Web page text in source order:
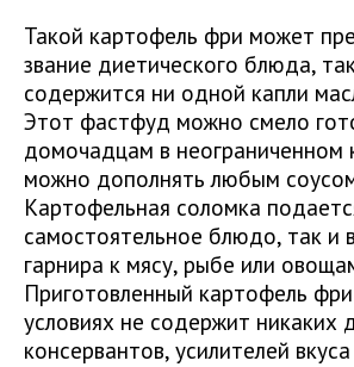
Такой картофель фри может
звание диетического блюда,
содержится ни одной капли
Этот фастфуд можно смело
домочадцам в неограниченном
можно дополнять любым
Картофельная соломка
самостоятельное блюдо, так и
гарнира к мясу, рыбе или
Приготовленный картофель
условиях не содержит никаких
консервантов, усилителей